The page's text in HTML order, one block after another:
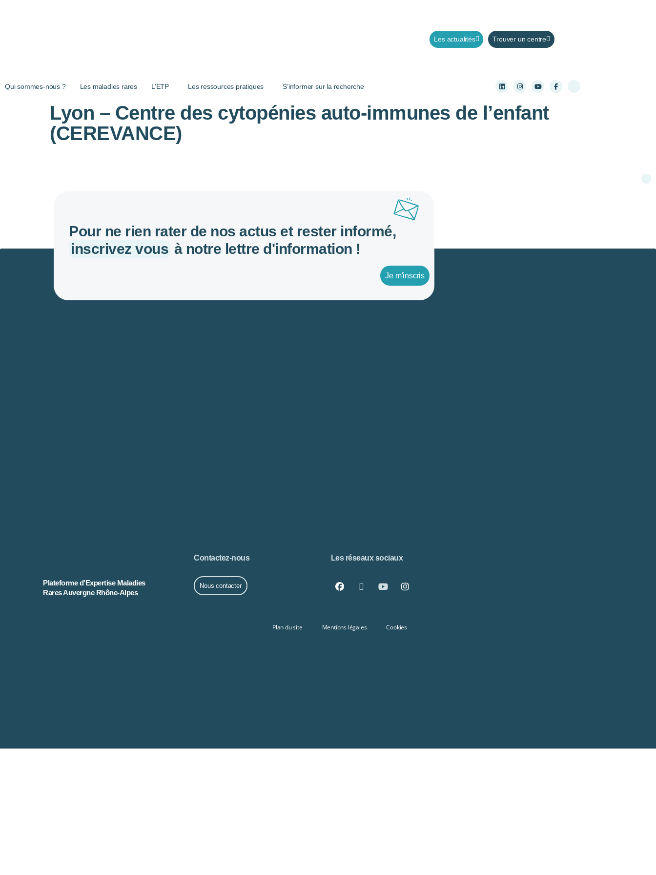
Les actualités Trouver un centre
Qui sommes-nous ? Les maladies rares L’ETP Les ressources pratiques S’informer sur la recherche
Lyon – Centre des cytopénies auto-immunes de l’enfant
(CEREVANCE)
Pour ne rien rater de nos actus et rester informé,
inscrivez vous à notre lettre d'information !
Je m'inscris
Plateforme d'Expertise Maladies
Rares Auvergne Rhône-Alpes
Contactez-nous
Nous contacter
Les réseaux sociaux
Plan du site Mentions légales Cookies